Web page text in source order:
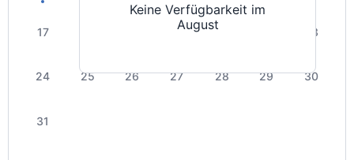
17 20 21 23
24 25 26 27 28 29 30
31
Keine Verfügbarkeit im
August